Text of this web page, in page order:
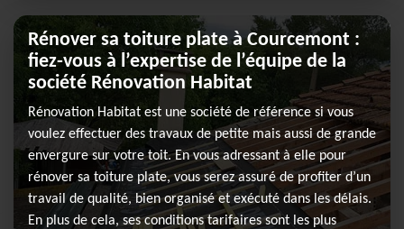
Rénover sa toiture plate à Courcemont :
fiez-vous à l’expertise de l’équipe de la
société Rénovation Habitat
Rénovation Habitat est une société de référence si vous
voulez effectuer des travaux de petite mais aussi de grande
envergure sur votre toit. En vous adressant à elle pour
rénover sa toiture plate, vous serez assuré de profiter d’un
travail de qualité, bien organisé et exécuté dans les délais.
En plus de cela, ses conditions tarifaires sont les plus